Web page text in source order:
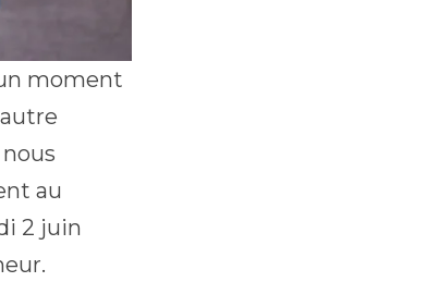
moment
au
2 juin